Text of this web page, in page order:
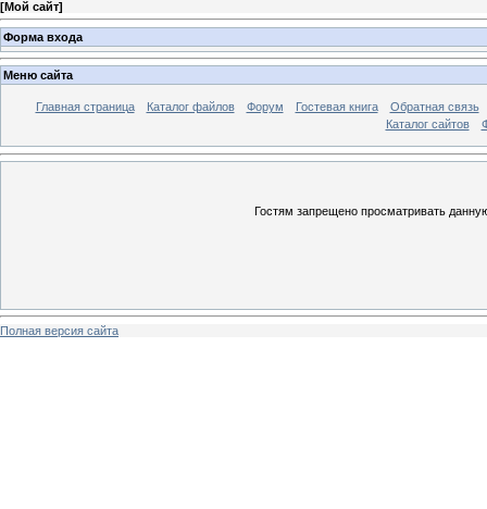
[Мой сайт]
Форма входа
Меню сайта
Главная страница Каталог файлов Форум Гостевая книга
Обратная связь
Каталог сайтов
Гостям запрещено просматривать
Полная версия сайта